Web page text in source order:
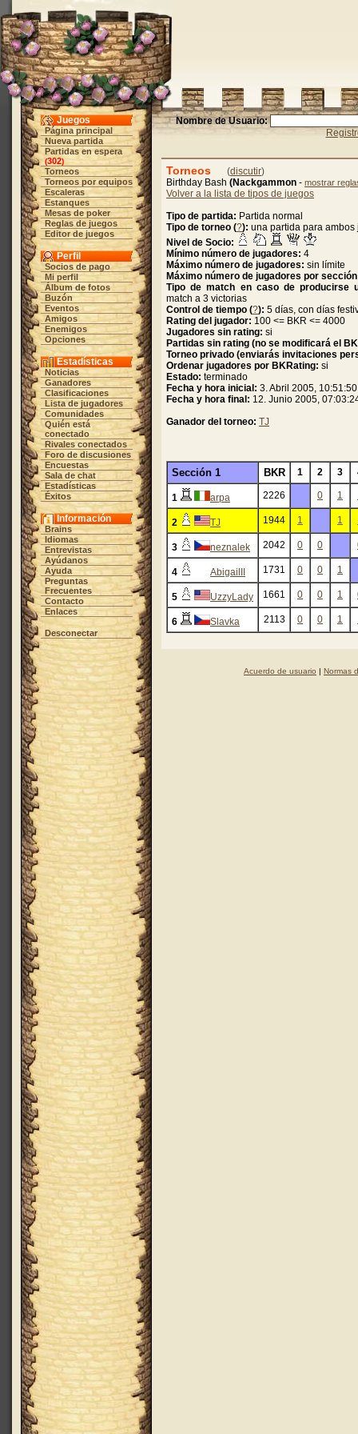
Juegos
Página principal
Nueva partida
Partidas en espera
(302)
Torneos
Torneos por equipos
Escaleras
Estanques
Mesas de poker
Reglas de juegos
Editor de juegos
Perfil
Socios de pago
Mi perfil
Álbum de fotos
Buzón
Eventos
Amigos
Enemigos
Opciones
Estadísticas
Noticias
Ganadores
Clasificaciones
Lista de jugadores
Comunidades
Quién está
conectado
Rivales conectados
Foro de discusiones
Encuestas
Sala de chat
Estadísticas
Éxitos
Información
Brains
Idiomas
Entrevistas
Ayúdanos
Ayuda
Preguntas
Frecuentes
Contacto
Enlaces
Desconectar
Nombre de Usuario:
Torneos (discutir)
Birthday Bash (Nackgammon - mostrar
Volver a la lista de tipos de juegos
Tipo de partida: Partida normal
Tipo de torneo (?): una partida para ambos
Nivel de Socio:
Mínimo número de jugadores: 4
Máximo número de jugadores: sin límite
Máximo número de jugadores por
Tipo de match en caso de producirse
match a 3 victorias
Control de tiempo (?): 5 días, con días
Rating del jugador: 100 <= BKR <= 4000
Jugadores sin rating: si
Partidas sin rating (no se modificará el
Torneo privado (enviarás invitaciones
Ordenar jugadores por BKRating: si
Estado: terminado
Fecha y hora inicial: 3. Abril 2005, 10:51:50
Fecha y hora final: 12. Junio 2005,
Ganador del torneo: TJ
Sección 1 BKR 1 2 3
1 arpa 2226 0 1
2 TJ 1944 1 1
3 neznalek 2042 0 0
4 AbigailII 1731 0 0 1
5 UzzyLady 1661 0 0 1
6 Slavka 2113 0 0 1
Acuerdo de usuario | Normas